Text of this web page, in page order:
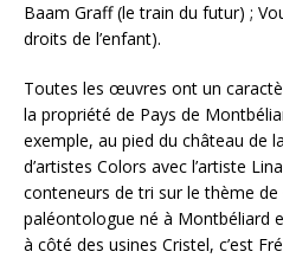
Baam Graff (le train du futur) ;
droits de l’enfant).
Toutes les œuvres ont un
la propriété de Pays de
exemple, au pied du château de
d’artistes Colors avec l’artiste
conteneurs de tri sur le thème de
paléontologue né à Montbéliard
à côté des usines Cristel, c’est